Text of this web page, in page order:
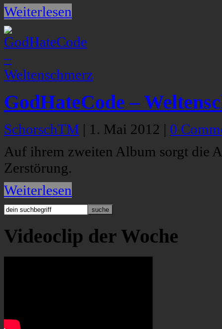
Weiterlesen
GodHateCode –
SchorschTM | 1. Mai 2012 | 0
Auf ihrem zweiten Album sorgt die
Zerstörung.
Weiterlesen
Videoclip der Woche